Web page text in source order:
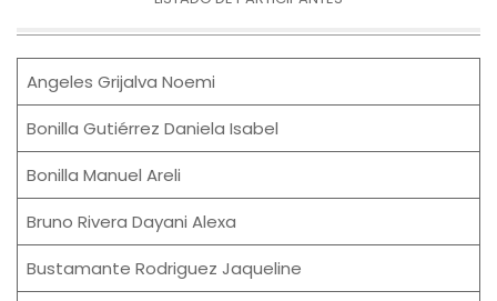
Angeles Grijalva Noemi
Bonilla Gutiérrez Daniela Isabel
Bonilla Manuel Areli
Bruno Rivera Dayani Alexa
Bustamante Rodriguez Jaqueline